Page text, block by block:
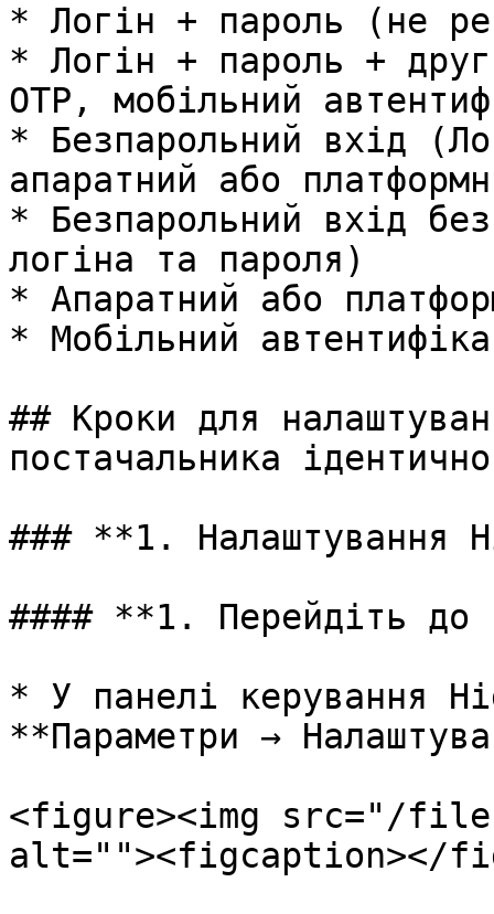
* Логін + пароль (не
* Логін + пароль +
OTP, мобільний
* Безпарольний вхід
апаратний або
* Безпарольний вхід
логіна та пароля)
* Апаратний або
* Мобільний
## Кроки для
постачальника
### **1. Налаштування
#### **1. Перейдіть до
* У панелі керування
**Параметри →
<figure><img src="/
alt=""><figcaption></